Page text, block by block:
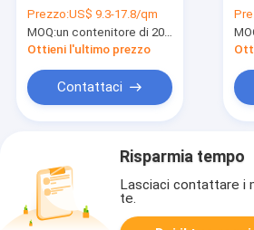
Gotland del centro
della prova umida
della pietra
SPC 4mm
Prezzo:US$ 9.3-17.8/qm
MOQ:un contenitore di 20FT, o 2500 metri quadri;
Ottieni l'ultimo prezzo
Contattaci
Risparmia tempo
Lasciaci contattare i
te.